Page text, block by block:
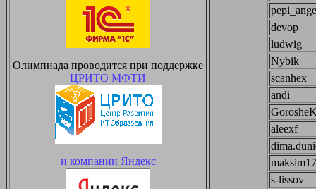
Олимпиада проводится при поддержке
ЦРИТО МФТИ
и компании Яндекс
devop
ludwig
Nybik
scanhex
andi
aleexf
s-lissov